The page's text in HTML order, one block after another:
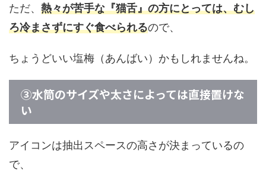
ただ、 熱々が苦手な『猫舌』の方にとっては、むし
ろ冷まさずにすぐ食べられるので、
ちょうどいい塩梅（あんばい）かもしれませんね。
③水筒のサイズや太さによっては直接置けな
い
アイコンは抽出スペースの高さが決まっているの
で、